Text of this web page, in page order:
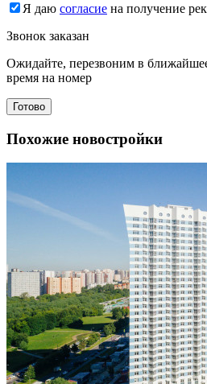
Я даю согласие на получение
Звонок заказан
Ожидайте, перезвоним в
время на номер
Готово
Похожие новостройки